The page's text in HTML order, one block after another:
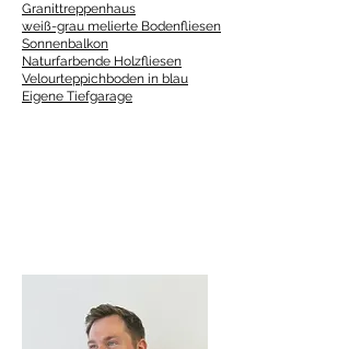
Granittreppenhaus
weiß-grau melierte Bodenfliesen
Sonnenbalkon
Naturfarbende Holzfliesen
Velourteppichboden in blau
Eigene Tiefgarage